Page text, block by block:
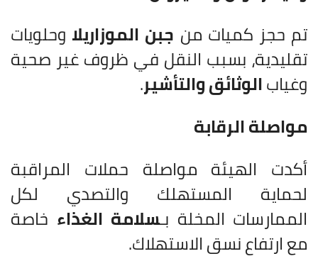
تم حجز كميات من جبن الموزاريلا وحلويات
تقليدية، بسبب النقل في ظروف غير صحية
وغيابالوثائق والتأشير.
مواصلة الرقابة
أكدت الهيئة مواصلة حملات المراقبة
لحماية المستهلك والتصدي لكل
الممارسات المخلة بـسلامة الغذاء خاصة
مع ارتفاع نسق الاستهلاك.